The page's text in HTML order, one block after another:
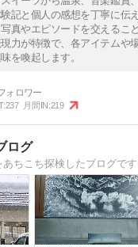
記と個人の感想を丁寧に伝
真やエピソードを交えるこ
力が特徴で、各アイテムや
を喚起します。
237 月間IN:219
ログ
あちこち探検したブログです